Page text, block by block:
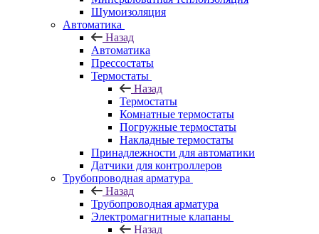
Шумоизоляция
Автоматика
Назад
Автоматика
Прессостаты
Термостаты
Назад
Термостаты
Комнатные термостаты
Погружные термостаты
Накладные термостаты
Принадлежности для автоматики
Датчики для контроллеров
Трубопроводная арматура
Назад
Трубопроводная арматура
Электромагнитные клапаны
Назад